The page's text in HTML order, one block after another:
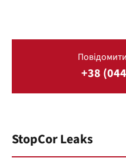
+38
StopCor Leaks